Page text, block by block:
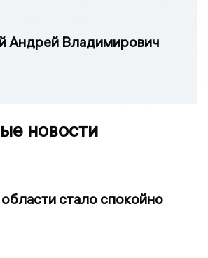
Андрей Владимирович
новости
стало спокойно